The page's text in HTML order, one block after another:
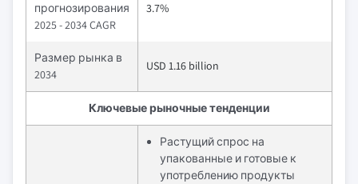
прогнозирования
2025 - 2034 CAGR
3.7%
Размер рынка в
2034
USD 1.16 billion
Ключевые рыночные тенденции
Растущий спрос на
упакованные и готовые к
употреблению продукты